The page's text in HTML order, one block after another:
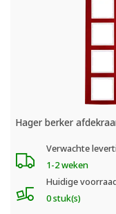
Hager berker
Verwachte
1-2 weken
Huidige
0 stuk(s)